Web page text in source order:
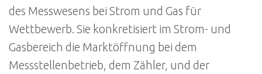
des Messwesens bei Strom und Gas für
Wettbewerb. Sie konkretisiert im Strom- und
Gasbereich die Marktöffnung bei dem
Messstellenbetrieb, dem Zähler, und der